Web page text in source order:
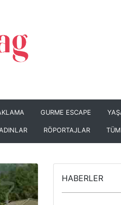
GURME ESCAPE
RÖPORTAJLAR
HABERLER